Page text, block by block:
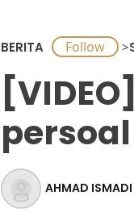
BERITA >
AHMAD